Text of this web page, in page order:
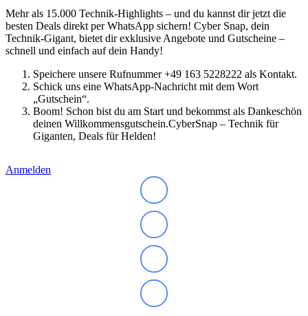
Mehr als 15.000 Technik-Highlights – und du kannst dir jetzt die
besten Deals direkt per WhatsApp sichern! Cyber Snap, dein
Technik-Gigant, bietet dir exklusive Angebote und Gutscheine –
schnell und einfach auf dein Handy!
Speichere unsere Rufnummer +49 163 5228222 als Kontakt.
Schick uns eine WhatsApp-Nachricht mit dem Wort
„Gutschein“.
Boom! Schon bist du am Start und bekommst als Dankeschön
deinen Willkommensgutschein.CyberSnap – Technik für
Giganten, Deals für Helden!
Anmelden